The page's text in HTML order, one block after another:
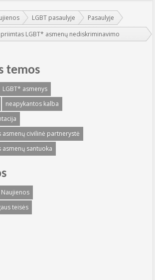
LGBT pasaulyje
Pasaulyje
LGBT* asmenų nediskriminavimo
temos
LGBT* asmenys
neapykantos kalba
civilinė partnerystė
santuoka
Naujienos
teisės